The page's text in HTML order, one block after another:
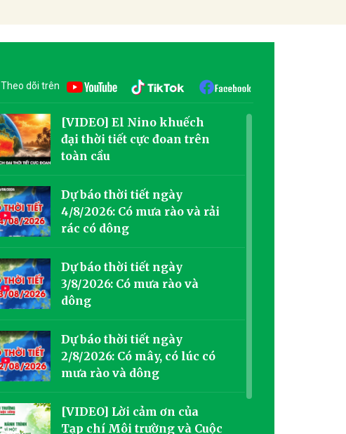
Theo dõi trên
[VIDEO] El Nino khuếch
đại thời tiết cực đoan trên
toàn cầu
Dự báo thời tiết ngày
4/8/2026: Có mưa rào và rải
rác có dông
Dự báo thời tiết ngày
3/8/2026: Có mưa rào và
dông
Dự báo thời tiết ngày
2/8/2026: Có mây, có lúc có
mưa rào và dông
[VIDEO] Lời cảm ơn của
Tạp chí Môi trường và Cuộc